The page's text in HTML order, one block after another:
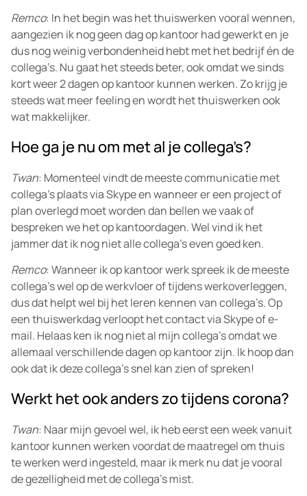
Remco: In het begin was het thuiswerken vooral wennen,
aangezien ik nog geen dag op kantoor had gewerkt en je
dus nog weinig verbondenheid hebt met het bedrijf én de
collega’s. Nu gaat het steeds beter, ook omdat we sinds
kort weer 2 dagen op kantoor kunnen werken. Zo krijg je
steeds wat meer feeling en wordt het thuiswerken ook
wat makkelijker.
Hoe ga je nu om met al je collega’s?
Twan: Momenteel vindt de meeste communicatie met
collega’s plaats via Skype en wanneer er een project of
plan overlegd moet worden dan bellen we vaak of
bespreken we het op kantoordagen. Wel vind ik het
jammer dat ik nog niet alle collega’s even goed ken.
Remco: Wanneer ik op kantoor werk spreek ik de meeste
collega’s wel op de werkvloer of tijdens werkoverleggen,
dus dat helpt wel bij het leren kennen van collega’s. Op
een thuiswerkdag verloopt het contact via Skype of e-
mail. Helaas ken ik nog niet al mijn collega’s omdat we
allemaal verschillende dagen op kantoor zijn. Ik hoop dan
ook dat ik deze collega’s snel kan zien of spreken!
Werkt het ook anders zo tijdens corona?
Twan: Naar mijn gevoel wel, ik heb eerst een week vanuit
kantoor kunnen werken voordat de maatregel om thuis
te werken werd ingesteld, maar ik merk nu dat je vooral
de gezelligheid met de collega’s mist.